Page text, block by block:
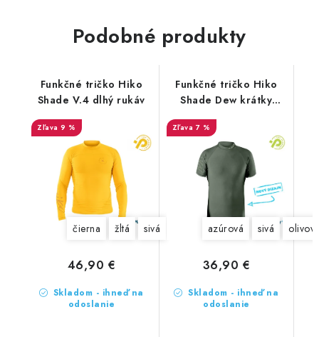
Podobné produkty
Funkčné tričko Hiko
Shade V.4 dlhý rukáv
9 %
čierna žltá sivá
Skladom - ihneď na
odoslanie
46,90 €
Funkčné tričko Hiko
Shade Dew krátky
rukáv
7 %
azúrová sivá
Skladom - ihneď na
odoslanie
36,90 €